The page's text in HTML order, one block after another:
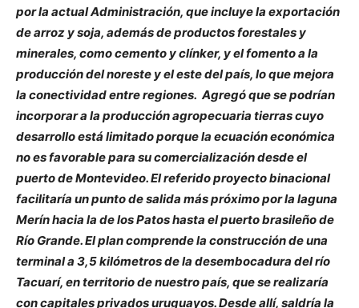
por la actual Administración, que incluye la exportación
de arroz y soja, además de productos forestales y
minerales, como cemento y clínker, y el fomento a la
producción del noreste y el este del país, lo que mejora
la conectividad entre regiones. Agregó que se podrían
incorporar a la producción agropecuaria tierras cuyo
desarrollo está limitado porque la ecuación económica
no es favorable para su comercialización desde el
puerto de Montevideo. El referido proyecto binacional
facilitaría un punto de salida más próximo por la laguna
Merín hacia la de los Patos hasta el puerto brasileño de
Río Grande. El plan comprende la construcción de una
terminal a 3,5 kilómetros de la desembocadura del río
Tacuarí, en territorio de nuestro país, que se realizaría
con capitales privados uruguayos. Desde allí, saldría la